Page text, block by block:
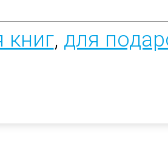
книг, для